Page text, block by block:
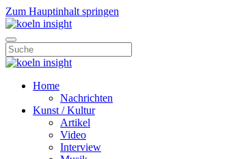
Zum Hauptinhalt springen
Home
Nachrichten
Kunst / Kultur
Artikel
Video
Interview